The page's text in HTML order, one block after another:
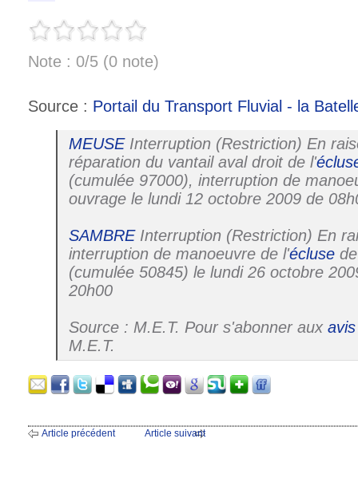
Note : 0/5 (0 note)
Source : Portail du Transport Fluvial - la
MEUSEInterruption (Restriction) En
réparation du vantail aval droit de l'
(cumulée 97000), interruption de
ouvrage le lundi 12 octobre 2009 de
SAMBREInterruption (Restriction) En
interruption de manoeuvre de l'écluse
(cumulée 50845) le lundi 26 octobre
20h00
Source : M.E.T. Pour s'abonner aux avis
M.E.T.
Article précédent Article suivant